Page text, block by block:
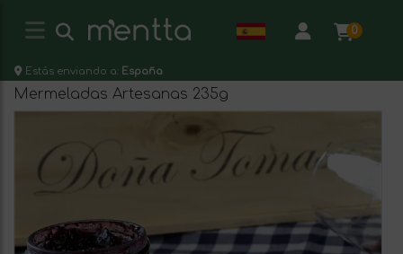
0
Estás enviando a: España
Mermeladas Artesanas 235g